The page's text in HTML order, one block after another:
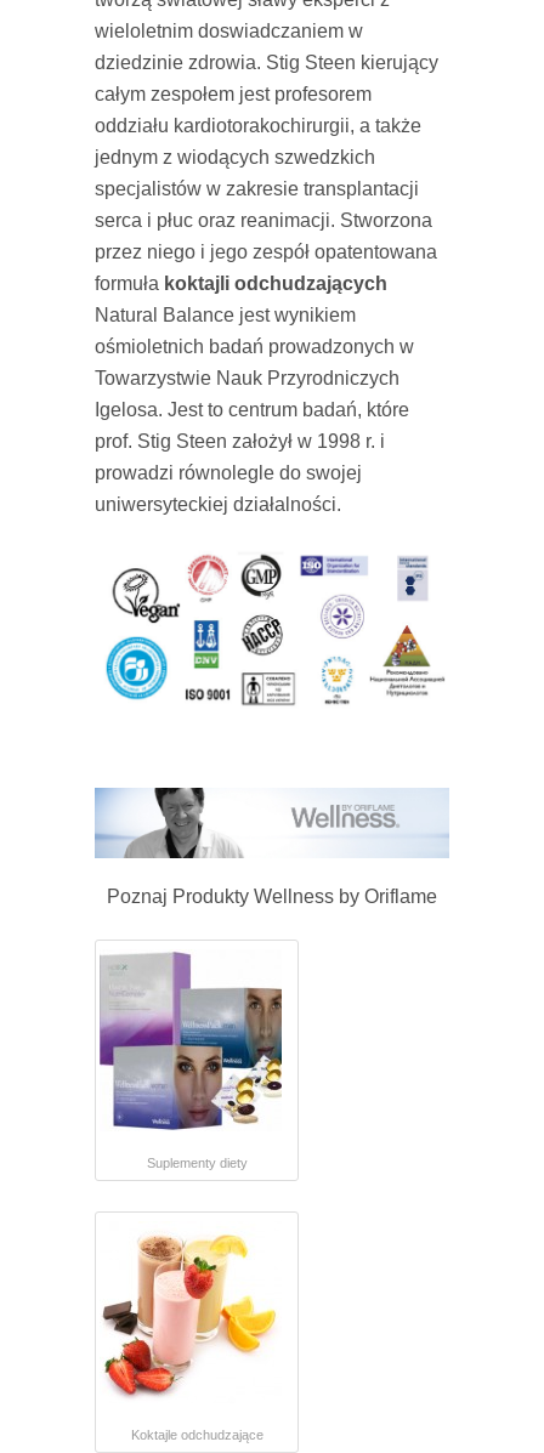
wieloletnim doswiadczaniem w
dziedzinie zdrowia. Stig Steen kierujący
całym zespołem jest profesorem
oddziału kardiotorakochirurgii, a także
jednym z wiodących szwedzkich
specjalistów w zakresie transplantacji
serca i płuc oraz reanimacji. Stworzona
przez niego i jego zespół opatentowana
formuła koktajli odchudzających
Natural Balance jest wynikiem
ośmioletnich badań prowadzonych w
Towarzystwie Nauk Przyrodniczych
Igelosa. Jest to centrum badań, które
prof. Stig Steen założył w 1998 r. i
prowadzi równolegle do swojej
uniwersyteckiej działalności.
Poznaj Produkty Wellness by Oriflame
Suplementy diety
Koktajle odchudzające